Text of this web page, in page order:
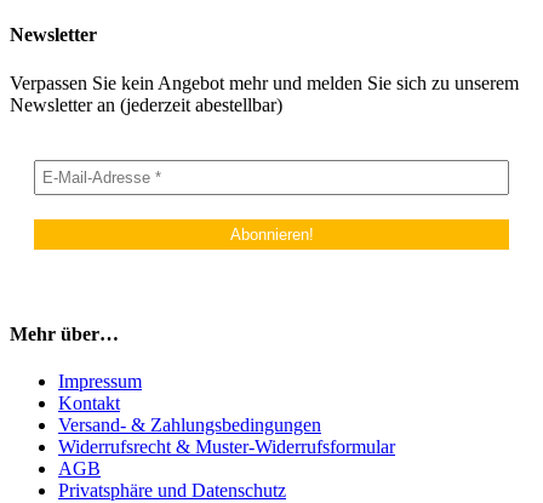
Newsletter
Verpassen Sie kein Angebot mehr und melden Sie sich zu unserem
Newsletter an (jederzeit abestellbar)
Mehr über…
Impressum
Kontakt
Versand- & Zahlungsbedingungen
Widerrufsrecht & Muster-Widerrufsformular
AGB
Privatsphäre und Datenschutz